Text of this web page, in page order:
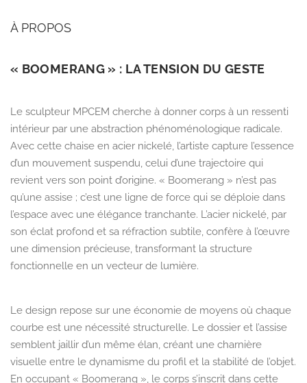
À PROPOS
« BOOMERANG » : LA TENSION DU GESTE
Le sculpteur MPCEM cherche à donner corps à un ressenti
intérieur par une abstraction phénoménologique radicale.
Avec cette chaise en acier nickelé, l’artiste capture l’essence
d’un mouvement suspendu, celui d’une trajectoire qui
revient vers son point d’origine. « Boomerang » n’est pas
qu’une assise ; c’est une ligne de force qui se déploie dans
l’espace avec une élégance tranchante. L’acier nickelé, par
son éclat profond et sa réfraction subtile, confère à l’œuvre
une dimension précieuse, transformant la structure
fonctionnelle en un vecteur de lumière.
Le design repose sur une économie de moyens où chaque
courbe est une nécessité structurelle. Le dossier et l’assise
semblent jaillir d’un même élan, créant une charnière
visuelle entre le dynamisme du profil et la stabilité de l’objet.
En occupant « Boomerang », le corps s’inscrit dans cette